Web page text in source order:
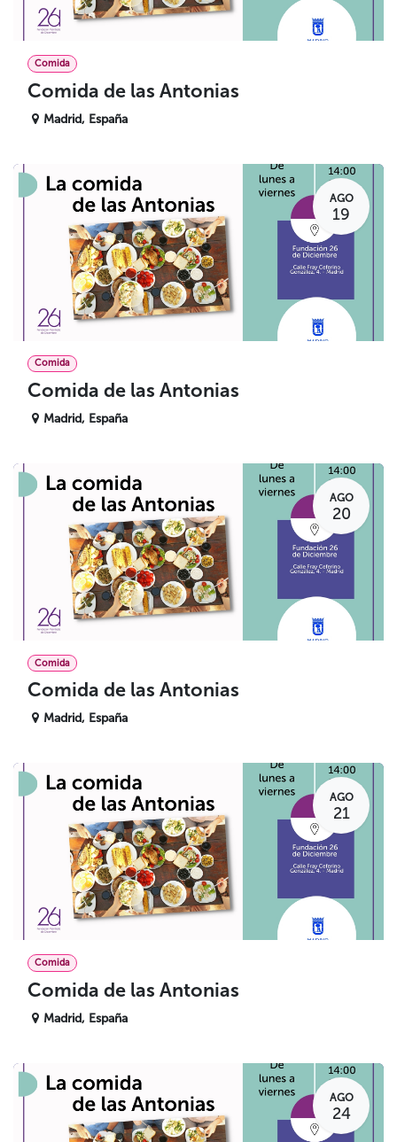
Comida
Comida de las Antonias
Madrid, España
AGO
19
Comida
Comida de las Antonias
Madrid, España
AGO
20
Comida
Comida de las Antonias
Madrid, España
AGO
21
Comida
Comida de las Antonias
Madrid, España
AGO
24